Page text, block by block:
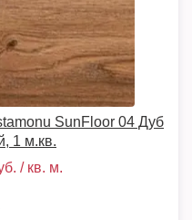
SunFloor 04 Дуб
1 м.кв.
/ кв. м.